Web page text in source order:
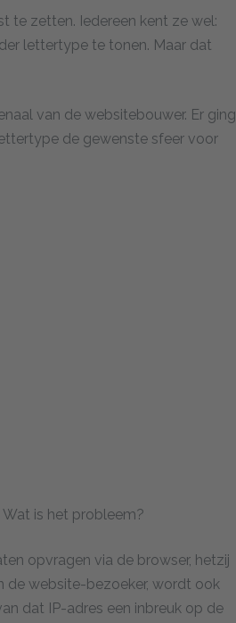
te zetten. Iedereen kent ze wel:
lettertype te tonen. Maar dat
van de websitebouwer. Er ging
de gewenste sfeer voor
is het probleem?
opvragen via de browser, hetzij
de website-bezoeker, wordt ook
dat IP-adres een inbreuk op de